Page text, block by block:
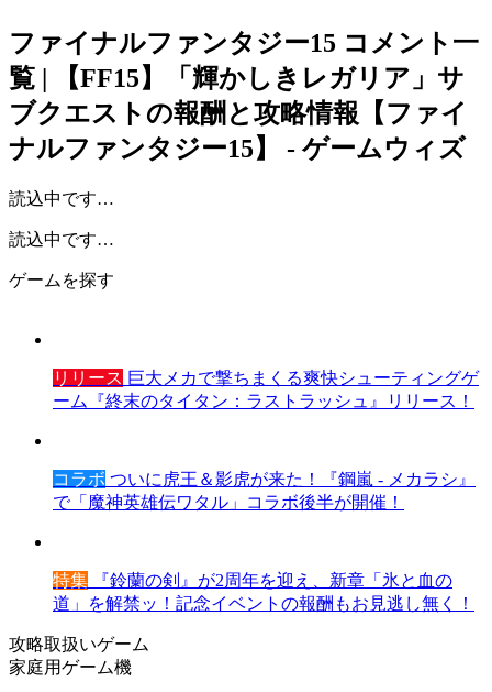
ファイナルファンタジー15 コメント一
覧 | 【FF15】「輝かしきレガリア」サ
ブクエストの報酬と攻略情報【ファイ
ナルファンタジー15】 - ゲームウィズ
読込中です…
読込中です…
ゲームを探す
リリース 巨大メカで撃ちまくる爽快シューティングゲ
ーム『終末のタイタン：ラストラッシュ』リリース！
コラボ ついに虎王＆影虎が来た！『鋼嵐 - メカラシ』
で「魔神英雄伝ワタル」コラボ後半が開催！
特集 『鈴蘭の剣』が2周年を迎え、新章「氷と血の
道」を解禁ッ！記念イベントの報酬もお見逃し無く！
攻略取扱いゲーム
家庭用ゲーム機